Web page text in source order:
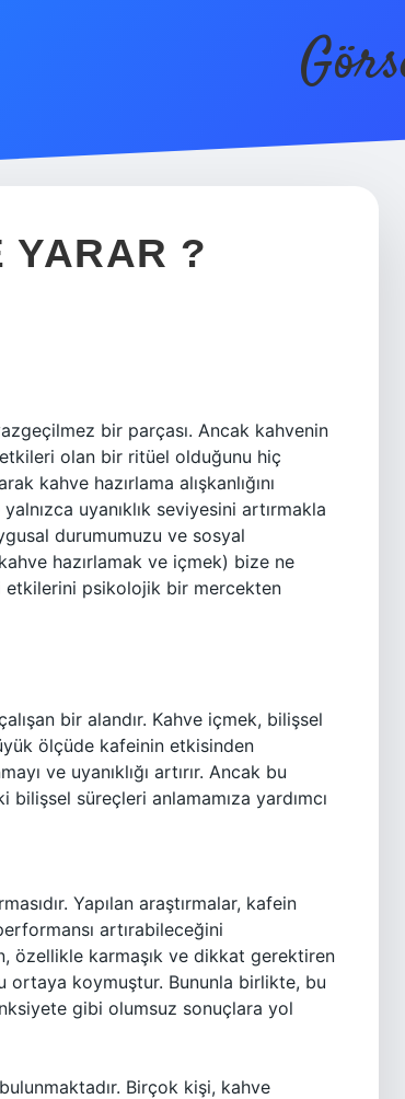
YARAR ?
bir parçası. Ancak kahvenin
olan bir ritüel olduğunu hiç
kahve hazırlama alışkanlığını
uyanıklık seviyesini artırmakla
durumumuzu ve sosyal
hazırlamak ve içmek) bize ne
etkilerini psikolojik bir mercekten
bir alandır. Kahve içmek, bilişsel
ölçüde kafeinin etkisinden
ve uyanıklığı artırır. Ancak bu
süreçleri anlamamıza yardımcı
Yapılan araştırmalar, kafein
artırabileceğini
özellikle karmaşık ve dikkat gerektiren
ortaya koymuştur. Bununla birlikte, bu
gibi olumsuz sonuçlara yol
Birçok kişi, kahve